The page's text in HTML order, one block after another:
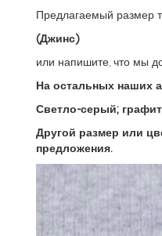
Предлагаемый размер
(Джинс)
или напишите, что мы
На остальных наших
Светло-серый;
Другой размер или
предложения.